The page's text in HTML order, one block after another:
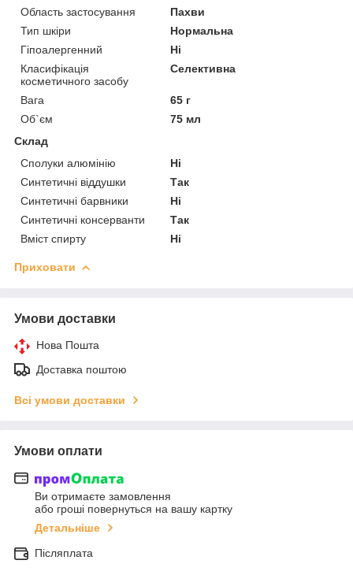
Область застосування
Пахви
Тип шкіри
Нормальна
Гіпоалергенний
Ні
Класифікація
косметичного засобу
Селективна
Вага
65 г
Об`єм
75 мл
Склад
Сполуки алюмінію
Ні
Синтетичні віддушки
Так
Синтетичні барвники
Ні
Синтетичні консерванти
Так
Вміст спирту
Ні
Приховати
Умови доставки
Нова Пошта
Доставка поштою
Всі умови доставки
Умови оплати
Ви отримаєте замовлення
або гроші повернуться на вашу картку
Детальніше
Післяплата